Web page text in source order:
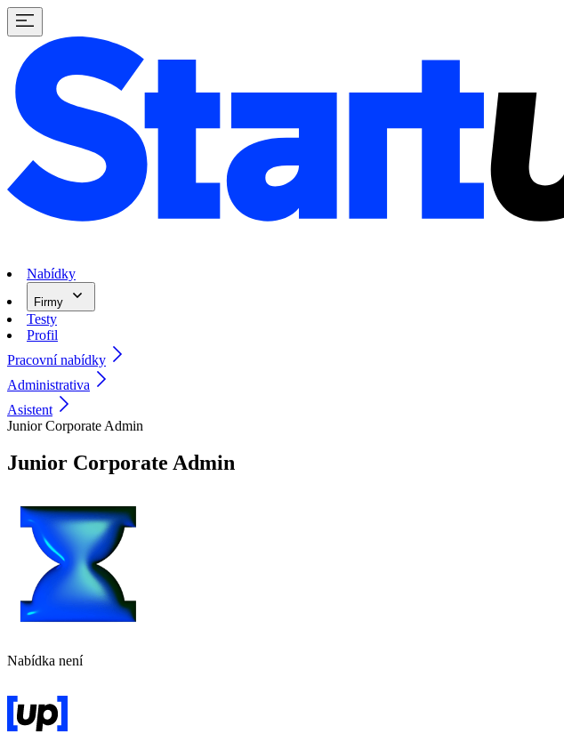
Nabídky
Firmy
Testy
Profil
Pracovní nabídky
Administrativa
Asistent
Junior Corporate Admin
Junior Corporate Admin
Nabídka není